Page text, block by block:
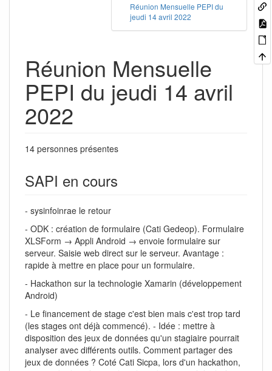
Réunion Mensuelle PEPI du
jeudi 14 avril 2022
Réunion Mensuelle
PEPI du jeudi 14 avril
2022
14 personnes présentes
SAPI en cours
- sysinfoinrae le retour
- ODK : création de formulaire (Cati Gedeop). Formulaire
XLSForm → Appli Android → envoie formulaire sur
serveur. Saisie web direct sur le serveur. Avantage :
rapide à mettre en place pour un formulaire.
- Hackathon sur la technologie Xamarin (développement
Android)
- Le financement de stage c'est bien mais c'est trop tard
(les stages ont déjà commencé). - Idée : mettre à
disposition des jeux de données qu'un stagiaire pourrait
analyser avec différents outils. Comment partager des
jeux de données ? Coté Cati Sicpa, lors d'un hackathon,